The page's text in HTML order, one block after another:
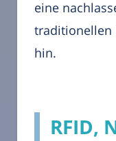
eine
traditionellen
hin.
RFID,